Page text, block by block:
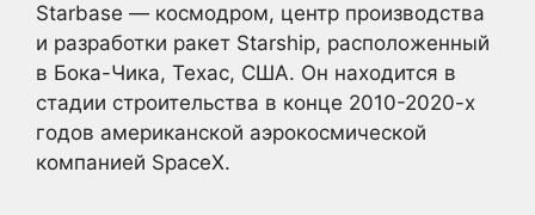
Starbase — космодром, центр производства
и разработки ракет Starship, расположенный
в Бока-Чика, Техас, США. Он находится в
стадии строительства в конце 2010-2020-х
годов американской аэрокосмической
компанией SpaceX.